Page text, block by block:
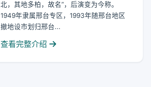
北，其地多柏，故名”，后演变为今称。
1949年隶属邢台专区，1993年随邢台地区
撤地设市划归邢台...
查看完整介绍